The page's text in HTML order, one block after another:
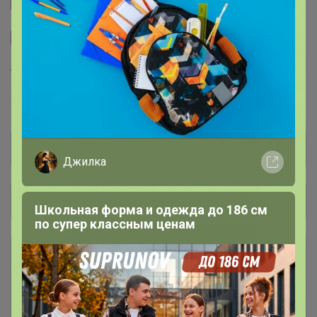
Общий каталог
Ё-батон новый поставщик,
первый выкуп!
В первые выкупы нужно собрать минималку и
по вашим заказам подобрать позиции, которые
29
Тема отзывов
Сайт закупки
Торговые марки
Джилка
Школьная форма и одежда до 186 см
по супер классным ценам